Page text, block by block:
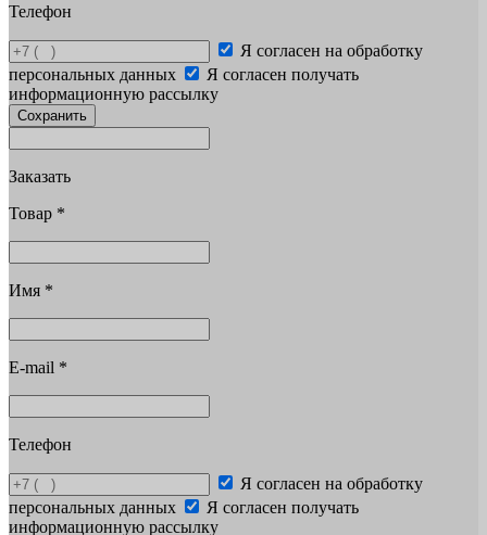
Телефон
Я согласен на обработку
персональных данных
Я согласен получать
информационную рассылку
Сохранить
Заказать
Товар *
Имя *
E-mail *
Телефон
Я согласен на обработку
персональных данных
Я согласен получать
информационную рассылку